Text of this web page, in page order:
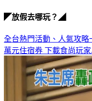
◤放假去哪玩？◢
全台熱門活動、人氣攻略
萬元住宿券 下載食尚玩